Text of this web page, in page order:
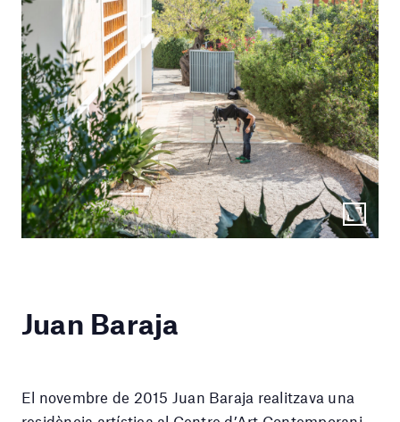
Juan Baraja
El novembre de 2015 Juan Baraja realitzava una